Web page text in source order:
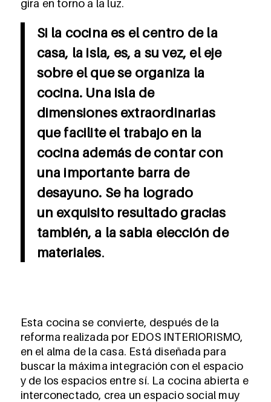
gira en torno a la luz.
Si la cocina es el centro de la
casa, la isla, es, a su vez, el eje
sobre el que se organiza la
cocina. Una isla de
dimensiones extraordinarias
que facilite el trabajo en la
cocina además de contar con
una importante barra de
desayuno. Se ha logrado
un exquisito resultado gracias
también, a la sabia elección de
materiales.
Esta cocina se convierte, después de la
reforma realizada por EDOS INTERIORISMO,
en el alma de la casa. Está diseñada para
buscar la máxima integración con el espacio
y de los espacios entre sí. La cocina abierta e
interconectado, crea un espacio social muy